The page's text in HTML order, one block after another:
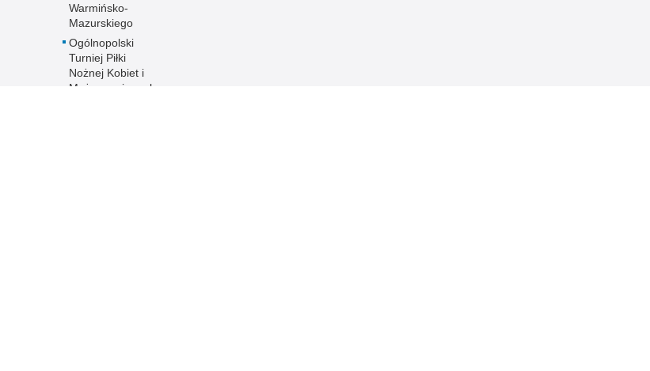
Warmińsko-
Mazurskiego
Ogólnopolski
Turniej Piłki
Nożnej Kobiet i
Mężczyzn im. mł.